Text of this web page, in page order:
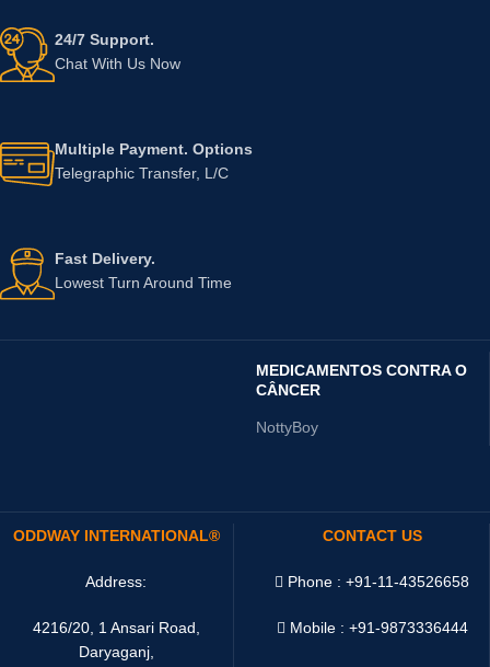
24/7 Support.
Chat With Us Now
Multiple Payment. Options
Telegraphic Transfer, L/C
Fast Delivery.
Lowest Turn Around Time
MEDICAMENTOS CONTRA O
CÂNCER
NottyBoy
ODDWAY INTERNATIONAL®
Address:
4216/20, 1 Ansari Road,
Daryaganj,
CONTACT US
Phone : +91-11-43526658
Mobile : +91-9873336444